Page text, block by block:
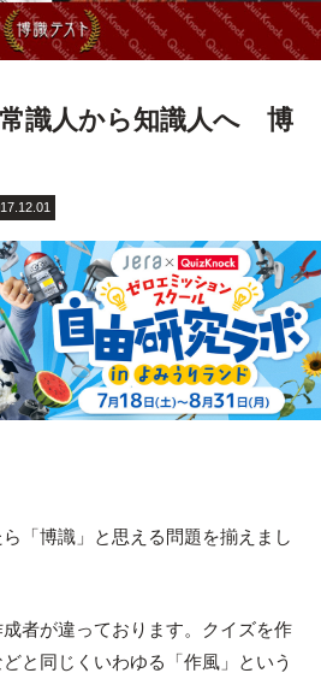
常識人から知識人へ 博
「博識」と思える問題を揃えまし
者が違っております。クイズを作
と同じくいわゆる「作風」という